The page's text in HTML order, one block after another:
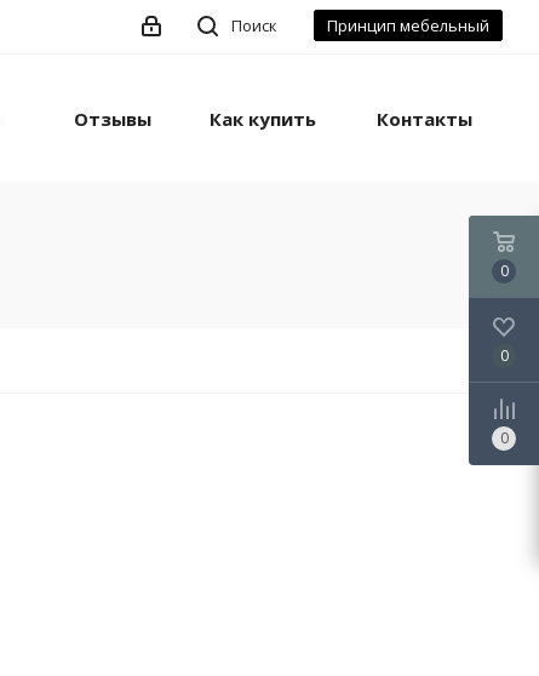
Принцип мебельный
Поиск
Отзывы Как купить Контакты
0
0
0